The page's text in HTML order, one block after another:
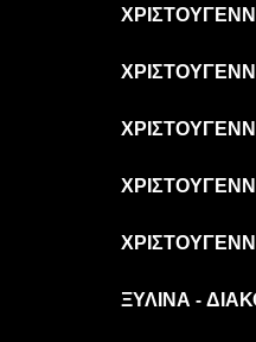
ΞΎΛΙΝΑ -